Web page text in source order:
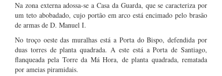
Na zona externa adossa-se a Casa da Guarda, que se caracteriza por
um teto abobadado, cujo portão em arco está encimado pelo brasão
de armas de D. Manuel I.
No troço oeste das muralhas está a Porta do Bispo, defendida por
duas torres de planta quadrada. A este está a Porta de Santiago,
flanqueada pela Torre da Má Hora, de planta quadrada, rematada
por ameias piramidais.